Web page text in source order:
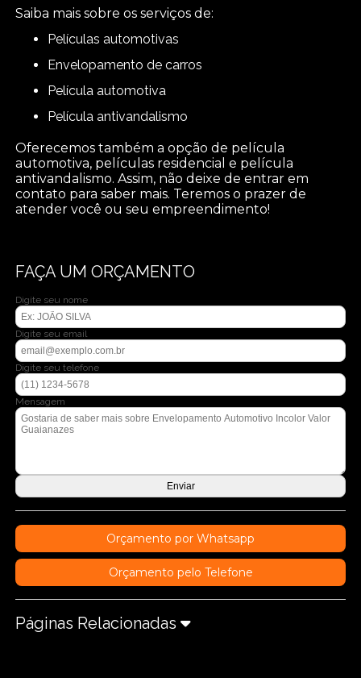
Saiba mais sobre os serviços de:
películas automotivas
envelopamento de carros
película automotiva
película antivandalismo
Oferecemos também a opção de película
automotiva, películas residencial e película
antivandalismo. Assim, não deixe de entrar em
contato para saber mais. Teremos o prazer de
atender você ou seu empreendimento!
FAÇA UM ORÇAMENTO
Digite seu nome
Digite seu email
Digite seu telefone
Mensagem
Orçamento por Whatsapp
Orçamento pelo Telefone
Páginas Relacionadas